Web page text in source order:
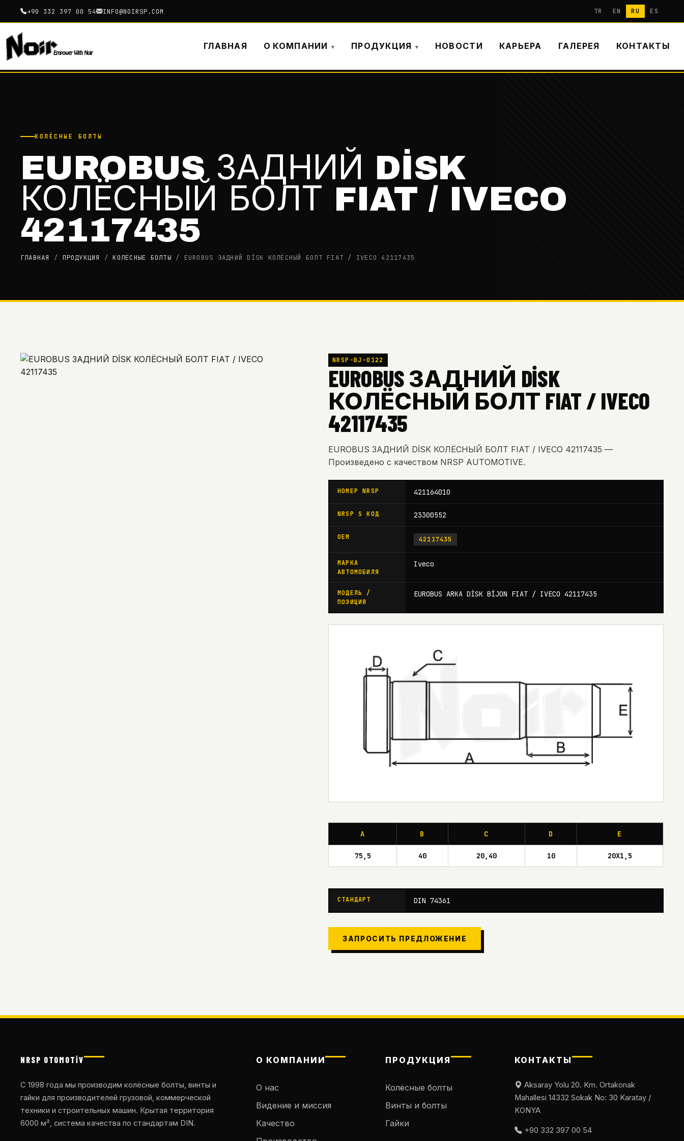
+90 332 397 00 54 INFO@NOIRSP.COM TR EN RU ES
ГЛАВНАЯ О КОМПАНИИ ПРОДУКЦИЯ НОВОСТИ КАРЬЕРА ГАЛЕРЕЯ КОНТАКТЫ
КОЛЁСНЫЕ БОЛТЫ
EUROBUS ЗАДНИЙ DİSK
КОЛЁСНЫЙ БОЛТ FIAT / IVECO
42117435
ГЛАВНАЯ / ПРОДУКЦИЯ /КОЛЁСНЫЕ БОЛТЫ / EUROBUS ЗАДНИЙ DİSK КОЛЁСНЫЙ БОЛТ FIAT / IVECO 42117435
NRSP-BJ-0122
EUROBUS ЗАДНИЙ DİSK
КОЛЁСНЫЙ БОЛТ FIAT / IVECO
42117435
EUROBUS ЗАДНИЙ DİSK КОЛЁСНЫЙ БОЛТ FIAT / IVECO 42117435 —
Произведено с качеством NRSP AUTOMOTIVE.
НОМЕР NRSP 421164010
NRSP S КОД 23300552
OEM 42117435
МАРКА
АВТОМОБИЛЯ
Iveco
МОДЕЛЬ /
ПОЗИЦИЯ
EUROBUS ARKA DİSK BİJON FIAT / IVECO 42117435
A B C D E
75,5 40 20,40 10 20X1,5
СТАНДАРТ DIN 74361
ЗАПРОСИТЬ ПРЕДЛОЖЕНИЕ
NRSP OTOMOTİV
С 1998 года мы производим колёсные болты, винты и
гайки для производителей грузовой, коммерческой
техники и строительных машин. Крытая территория
6000 м², система качества по стандартам DIN.
О КОМПАНИИ
О нас
Видение и миссия
Качество
ПРОДУКЦИЯ
Колёсные болты
Винты и болты
Гайки
КОНТАКТЫ
Aksaray Yolu 20. Km. Ortakonak
Mahallesi 14332 Sokak No: 30 Karatay /
KONYA
+90 332 397 00 54